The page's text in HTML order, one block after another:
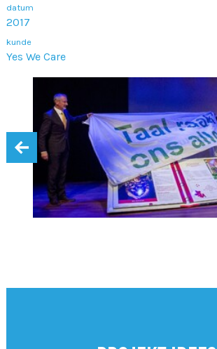
datum
2017
kunde
Yes We Care
‹